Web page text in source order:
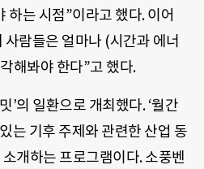
하는 시점”이라고 했다. 이어
람들은 얼마나 (시간과 에너
해봐야 한다”고 했다.
’의 일환으로 개최했다. ‘월간
는 기후 주제와 관련한 산업 동
개하는 프로그램이다. 소풍벤